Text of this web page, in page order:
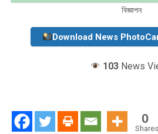
বিজ্ঞাপন
Download News
103 News
0
Shares